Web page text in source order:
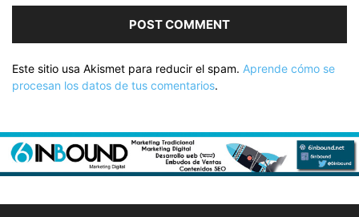
Este sitio usa Akismet para reducir el spam. Aprende cómo se
procesan los datos de tus comentarios.